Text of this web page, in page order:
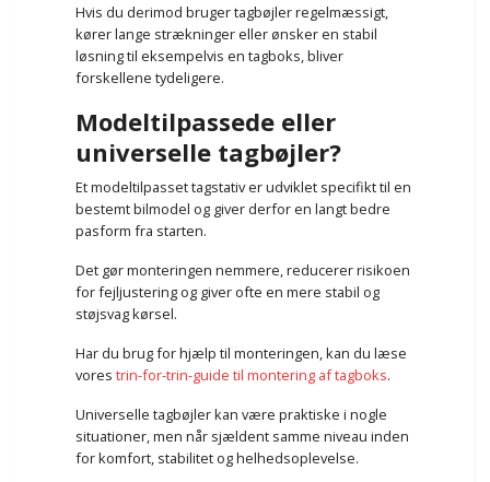
Hvis du derimod bruger tagbøjler regelmæssigt,
kører lange strækninger eller ønsker en stabil
løsning til eksempelvis en tagboks, bliver
forskellene tydeligere.
Modeltilpassede eller
universelle tagbøjler?
Et modeltilpasset tagstativ er udviklet specifikt til en
bestemt bilmodel og giver derfor en langt bedre
pasform fra starten.
Det gør monteringen nemmere, reducerer risikoen
for fejljustering og giver ofte en mere stabil og
støjsvag kørsel.
Har du brug for hjælp til monteringen, kan du læse
vores trin-for-trin-guide til montering af tagboks.
Universelle tagbøjler kan være praktiske i nogle
situationer, men når sjældent samme niveau inden
for komfort, stabilitet og helhedsoplevelse.